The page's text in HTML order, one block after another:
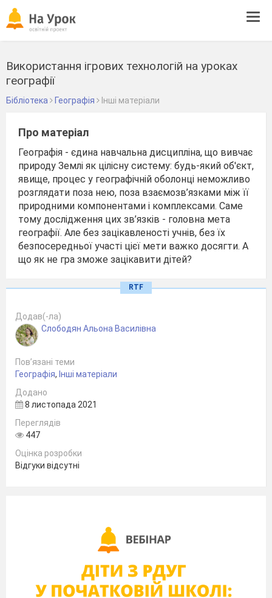
Використання ігрових технологій на уроках
географії
Бібліотека Географія Інші матеріали
Про матеріал
Географія - єдина навчальна дисципліна, що вивчає
природу Землі як цілісну систему: будь-який об′єкт,
явище, процес у географічній оболонці неможливо
розглядати поза нею, поза взаємозв’язками між її
природними компонентами і комплексами. Саме
тому дослідження цих зв’язків - головна мета
географії. Але без зацікавленості учнів, без їх
безпосередньої участі цієї мети важко досягти. А
що як не гра зможе зацікавити дітей?
RTF
Додав(-ла)
Слободян Альона Василівна
Пов’язані теми
Географія, Інші матеріали
Додано
8 листопада 2021
Переглядів
447
Оцінка розробки
Відгуки відсутні